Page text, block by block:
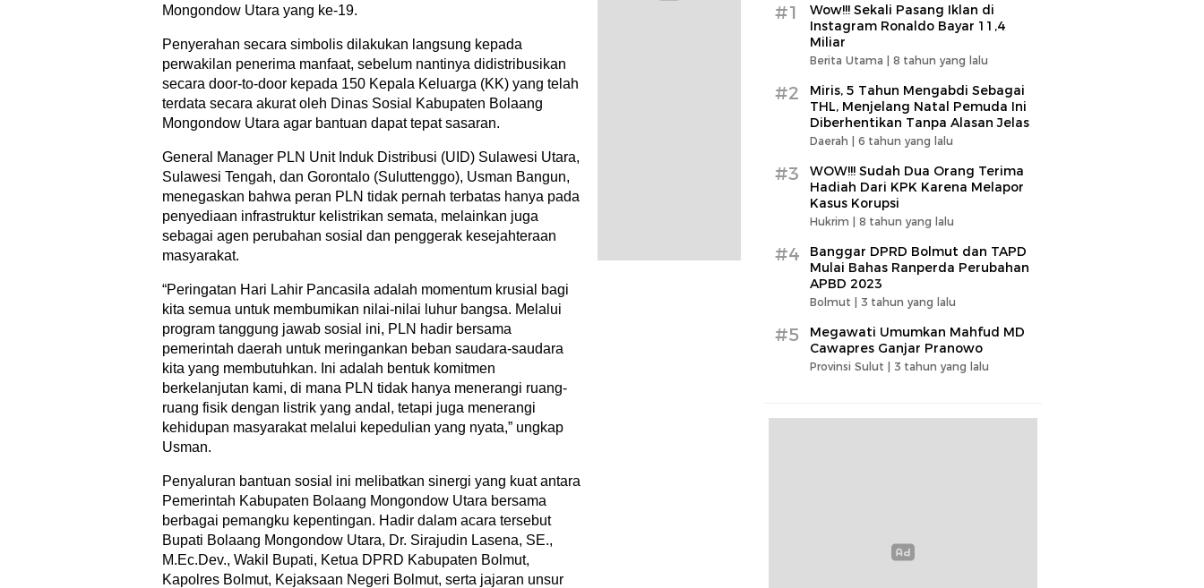
Mongondow Utara yang ke-19.
Penyerahan secara simbolis dilakukan langsung kepada
perwakilan penerima manfaat, sebelum nantinya didistribusikan
secara door-to-door kepada 150 Kepala Keluarga (KK) yang telah
terdata secara akurat oleh Dinas Sosial Kabupaten Bolaang
Mongondow Utara agar bantuan dapat tepat sasaran.
General Manager PLN Unit Induk Distribusi (UID) Sulawesi Utara,
Sulawesi Tengah, dan Gorontalo (Suluttenggo), Usman Bangun,
menegaskan bahwa peran PLN tidak pernah terbatas hanya pada
penyediaan infrastruktur kelistrikan semata, melainkan juga
sebagai agen perubahan sosial dan penggerak kesejahteraan
masyarakat.
“Peringatan Hari Lahir Pancasila adalah momentum krusial bagi
kita semua untuk membumikan nilai-nilai luhur bangsa. Melalui
program tanggung jawab sosial ini, PLN hadir bersama
pemerintah daerah untuk meringankan beban saudara-saudara
kita yang membutuhkan. Ini adalah bentuk komitmen
berkelanjutan kami, di mana PLN tidak hanya menerangi ruang-
ruang fisik dengan listrik yang andal, tetapi juga menerangi
kehidupan masyarakat melalui kepedulian yang nyata,” ungkap
Usman.
Penyaluran bantuan sosial ini melibatkan sinergi yang kuat antara
Pemerintah Kabupaten Bolaang Mongondow Utara bersama
berbagai pemangku kepentingan. Hadir dalam acara tersebut
Bupati Bolaang Mongondow Utara, Dr. Sirajudin Lasena, SE.,
M.Ec.Dev., Wakil Bupati, Ketua DPRD Kabupaten Bolmut,
Kapolres Bolmut, Kejaksaan Negeri Bolmut, serta jajaran unsur
#1
Wow!!! Sekali Pasang Iklan di
Instagram Ronaldo Bayar 11,4
Miliar
Berita Utama | 8 tahun yang lalu
#2
Miris, 5 Tahun Mengabdi Sebagai
THL, Menjelang Natal Pemuda Ini
Diberhentikan Tanpa Alasan Jelas
Daerah | 6 tahun yang lalu
#3
WOW!!! Sudah Dua Orang Terima
Hadiah Dari KPK Karena Melapor
Kasus Korupsi
Hukrim | 8 tahun yang lalu
#4
Banggar DPRD Bolmut dan TAPD
Mulai Bahas Ranperda Perubahan
APBD 2023
Bolmut | 3 tahun yang lalu
#5
Megawati Umumkan Mahfud MD
Cawapres Ganjar Pranowo
Provinsi Sulut | 3 tahun yang lalu